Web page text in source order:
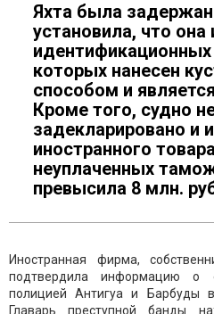
Яхта была
установила, что
которых нанесен
способом и
Кроме того, судно
задекларировано и
иностранного
неуплаченных
превысила 8 млн.
Иностранная фирма,
подтвердила информацию о
полицией Антигуа и Барбуды
Главарь преступной банды